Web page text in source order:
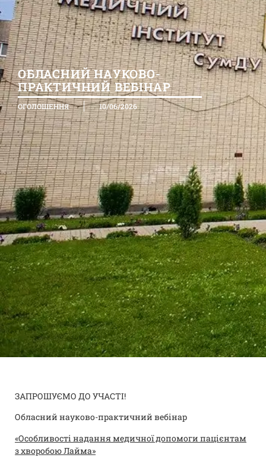
ОБЛАСНИЙ НАУКОВО-
ПРАКТИЧНИЙ ВЕБІНАР
ОГОЛОШЕННЯ 10/06/2026
ЗАПРОШУЄМО ДО УЧАСТІ!
Обласний науково-практичний вебінар
«Особливості надання медичної допомоги пацієнтам
з хворобою Лайма»